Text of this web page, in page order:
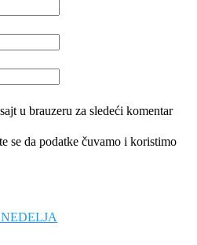
u brauzeru za sledeći komentar
se da podatke čuvamo i koristimo